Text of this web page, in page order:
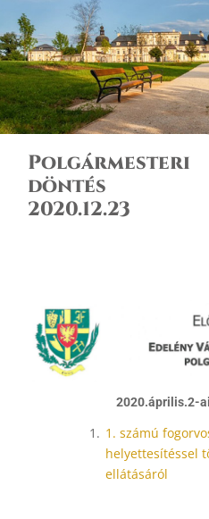
Polgármesteri
döntés
2020.12.23
2020.április.2-
1. 1. számú
helyettesítéssel
ellátásáról